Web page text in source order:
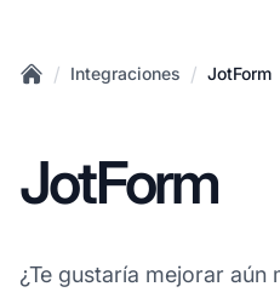
/ Integraciones / JotForm
JotForm
¿Te gustaría mejorar aún